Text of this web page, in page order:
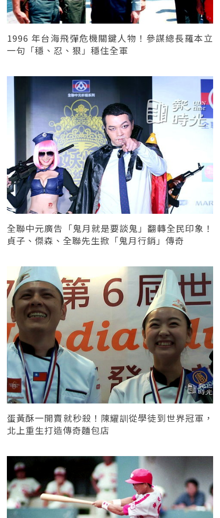
1996 年台海飛彈危機關鍵人物！參謀總長羅本立
一句「穩、忍、狠」穩住全軍
全聯中元廣告「鬼月就是要談鬼」翻轉全民印象！
貞子、傑森、全聯先生掀「鬼月行銷」傳奇
蛋黃酥一開賣就秒殺！陳耀訓從學徒到世界冠軍，
北上重生打造傳奇麵包店